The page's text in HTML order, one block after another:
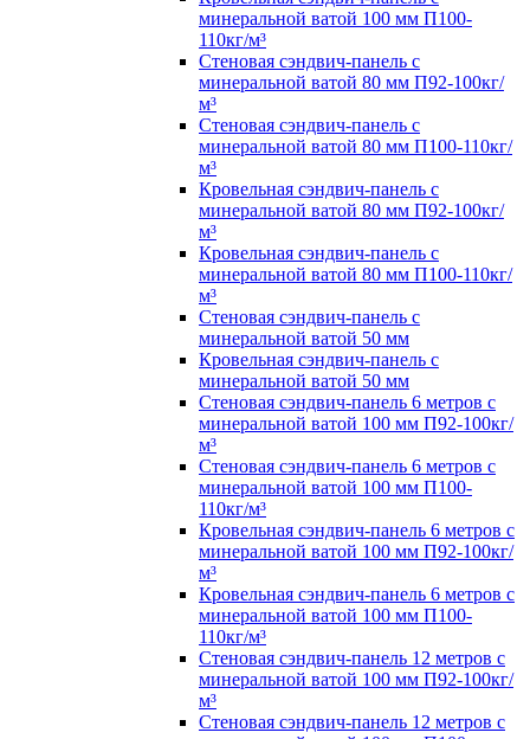
минеральной ватой 100 мм П100-
110кг/м³
Стеновая сэндвич-панель с
минеральной ватой 80 мм П92-100кг/
м³
Стеновая сэндвич-панель с
минеральной ватой 80 мм П100-110кг/
м³
Кровельная сэндвич-панель с
минеральной ватой 80 мм П92-100кг/
м³
Кровельная сэндвич-панель с
минеральной ватой 80 мм П100-110кг/
м³
Стеновая сэндвич-панель с
минеральной ватой 50 мм
Кровельная сэндвич-панель с
минеральной ватой 50 мм
Стеновая сэндвич-панель 6 метров с
минеральной ватой 100 мм П92-100кг/
м³
Стеновая сэндвич-панель 6 метров с
минеральной ватой 100 мм П100-
110кг/м³
Кровельная сэндвич-панель 6 метров с
минеральной ватой 100 мм П92-100кг/
м³
Кровельная сэндвич-панель 6 метров с
минеральной ватой 100 мм П100-
110кг/м³
Стеновая сэндвич-панель 12 метров с
минеральной ватой 100 мм П92-100кг/
м³
Стеновая сэндвич-панель 12 метров с